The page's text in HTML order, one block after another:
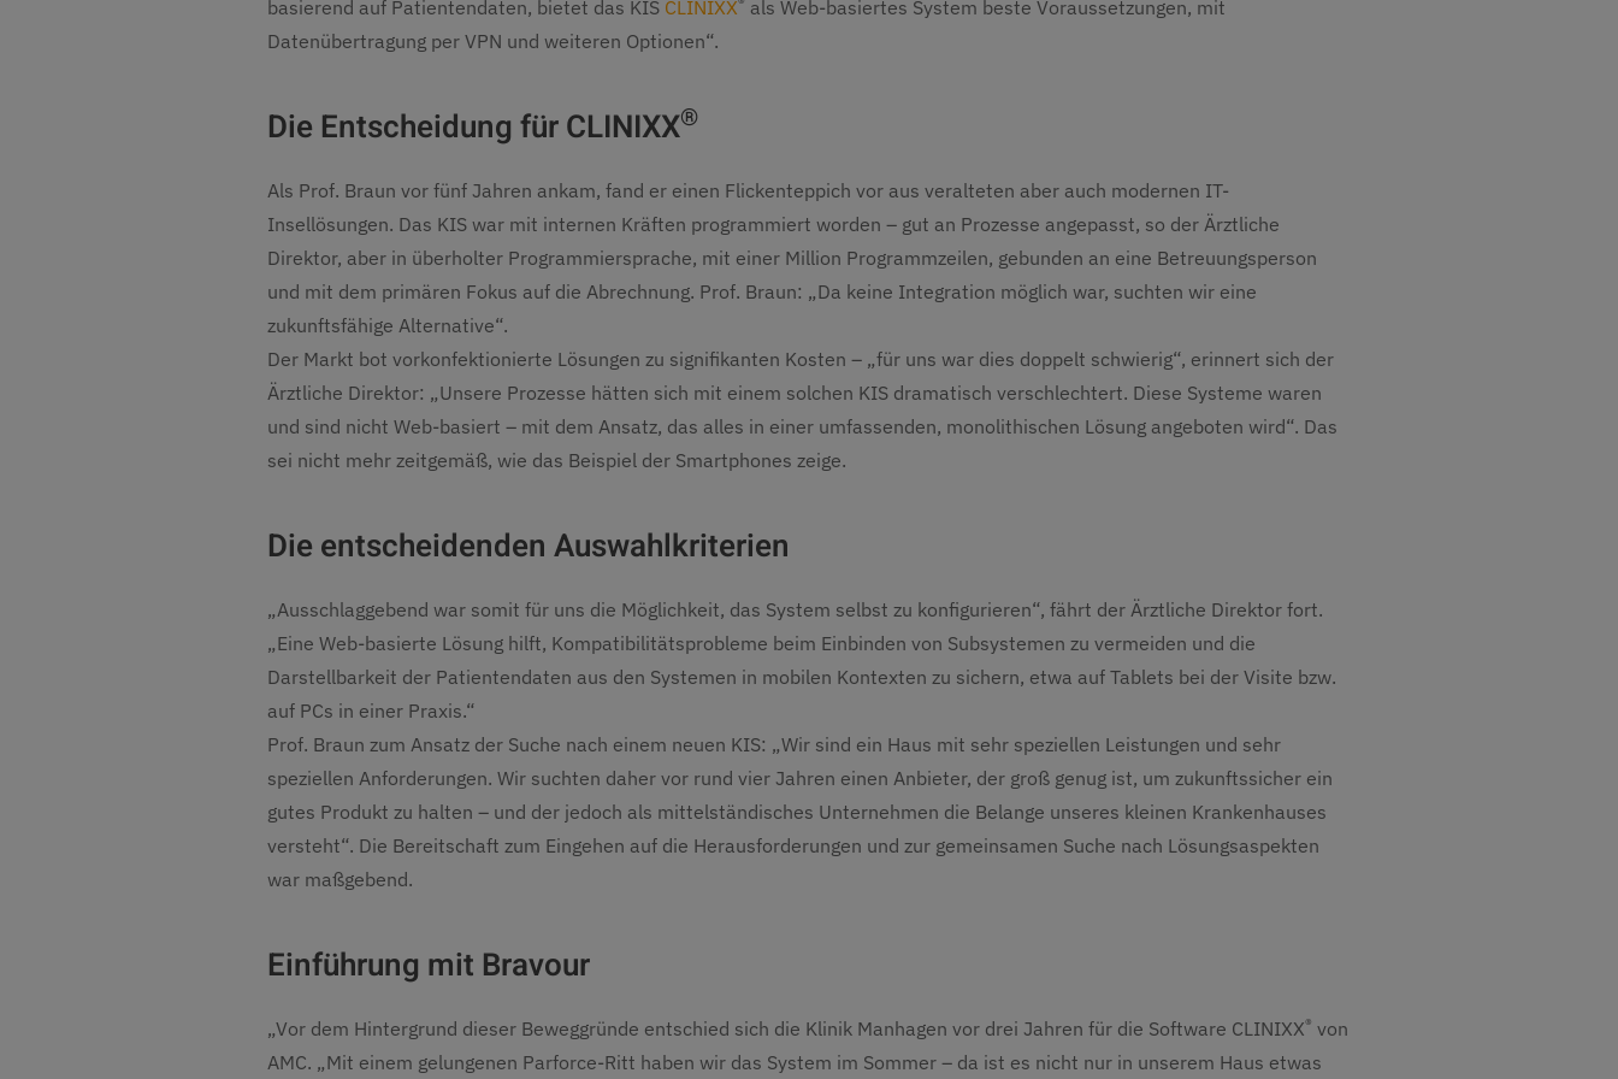
basierend auf Patientendaten, bietet das KIS CLINIXX als Web-basiertes System beste Voraussetzungen, mit
Datenübertragung per VPN und weiteren Optionen“.
Die Entscheidung für CLINIXX®
Als Prof. Braun vor fünf Jahren ankam, fand er einen Flickenteppich vor aus veralteten aber auch modernen IT-
Insellösungen. Das KIS war mit internen Kräften programmiert worden – gut an Prozesse angepasst, so der Ärztliche
Direktor, aber in überholter Programmiersprache, mit einer Million Programmzeilen, gebunden an eine Betreuungsperson
und mit dem primären Fokus auf die Abrechnung. Prof. Braun: „Da keine Integration möglich war, suchten wir eine
zukunftsfähige Alternative“.
Der Markt bot vorkonfektionierte Lösungen zu signifikanten Kosten – „für uns war dies doppelt schwierig“, erinnert sich der
Ärztliche Direktor: „Unsere Prozesse hätten sich mit einem solchen KIS dramatisch verschlechtert. Diese Systeme waren
und sind nicht Web-basiert – mit dem Ansatz, das alles in einer umfassenden, monolithischen Lösung angeboten wird“. Das
sei nicht mehr zeitgemäß, wie das Beispiel der Smartphones zeige.
Die entscheidenden Auswahlkriterien
„Ausschlaggebend war somit für uns die Möglichkeit, das System selbst zu konfigurieren“, fährt der Ärztliche Direktor fort.
„Eine Web-basierte Lösung hilft, Kompatibilitätsprobleme beim Einbinden von Subsystemen zu vermeiden und die
Darstellbarkeit der Patientendaten aus den Systemen in mobilen Kontexten zu sichern, etwa auf Tablets bei der Visite bzw.
auf PCs in einer Praxis.“
Prof. Braun zum Ansatz der Suche nach einem neuen KIS: „Wir sind ein Haus mit sehr speziellen Leistungen und sehr
speziellen Anforderungen. Wir suchten daher vor rund vier Jahren einen Anbieter, der groß genug ist, um zukunftssicher ein
gutes Produkt zu halten – und der jedoch als mittelständisches Unternehmen die Belange unseres kleinen Krankenhauses
versteht“. Die Bereitschaft zum Eingehen auf die Herausforderungen und zur gemeinsamen Suche nach Lösungsaspekten
war maßgebend.
Einführung mit Bravour
„Vor dem Hintergrund dieser Beweggründe entschied sich die Klinik Manhagen vor drei Jahren für die Software CLINIXX® von
AMC. „Mit einem gelungenen Parforce-Ritt haben wir das System im Sommer – da ist es nicht nur in unserem Haus etwas